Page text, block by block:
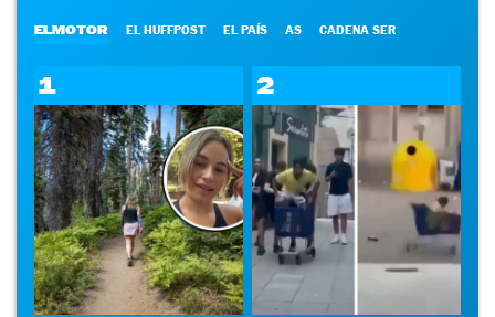
ELMOTOR EL HUFFPOST EL PAÍS AS CADENA SER
1 2